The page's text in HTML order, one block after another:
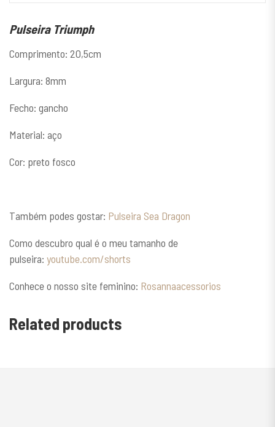
Pulseira Triumph
Comprimento: 20,5cm
Largura: 8mm
Fecho: gancho
Material: aço
Cor: preto fosco
Também podes gostar: Pulseira Sea Dragon
Como descubro qual é o meu tamanho de
pulseira: youtube.com/shorts
Conhece o nosso site feminino: Rosannaacessorios
Related products